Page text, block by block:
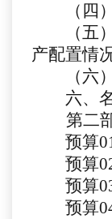
（四
（五
产配置情
（六
六、
第二
预算
预算
预算
预算